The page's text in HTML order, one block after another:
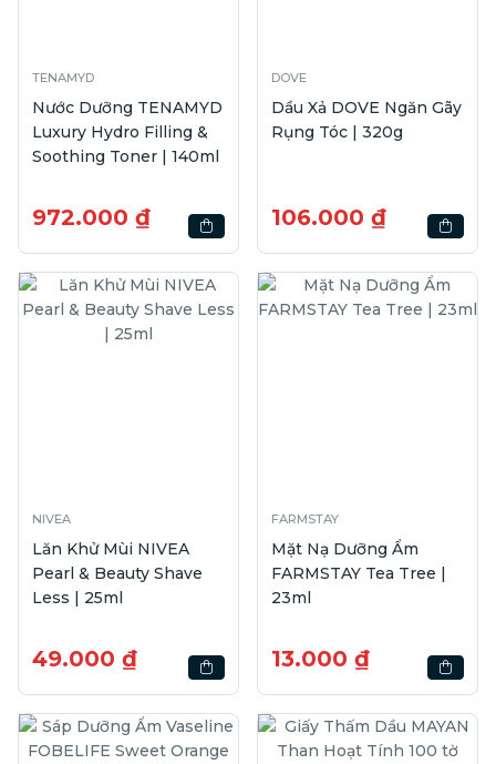
TENAMYD
Nước Dưỡng TENAMYD
Luxury Hydro Filling &
Soothing Toner | 140ml
972.000 ₫
DOVE
Dầu Xả DOVE Ngăn Gãy
Rụng Tóc | 320g
106.000 ₫
NIVEA
Lăn Khử Mùi NIVEA
Pearl & Beauty Shave
Less | 25ml
49.000 ₫
FARMSTAY
Mặt Nạ Dưỡng Ẩm
FARMSTAY Tea Tree |
23ml
13.000 ₫